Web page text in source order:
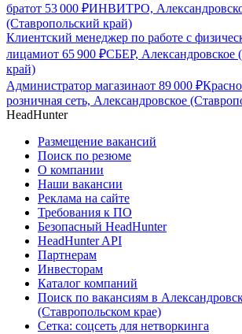
братот 53 000 ₽ИНВИТРО,
(Ставропольский край)
Клиентский менеджер по работе с
лицамиот 65 900 ₽СБЕР, Александровское
край)
Администратор магазинаот 89 000 ₽
розничная сеть, Александровское
HeadHunter
Размещение вакансий
Поиск по резюме
О компании
Наши вакансии
Реклама на сайте
Требования к ПО
Безопасный HeadHunter
HeadHunter API
Партнерам
Инвесторам
Каталог компаний
Поиск по вакансиям в
(Ставропольском крае)
Сетка: соцсеть для нетворкинга